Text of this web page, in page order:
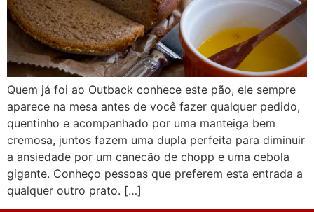
Quem já foi ao Outback conhece este pão, ele sempre
aparece na mesa antes de você fazer qualquer pedido,
quentinho e acompanhado por uma manteiga bem
cremosa, juntos fazem uma dupla perfeita para diminuir
a ansiedade por um canecão de chopp e uma cebola
gigante. Conheço pessoas que preferem esta entrada a
qualquer outro prato. […]